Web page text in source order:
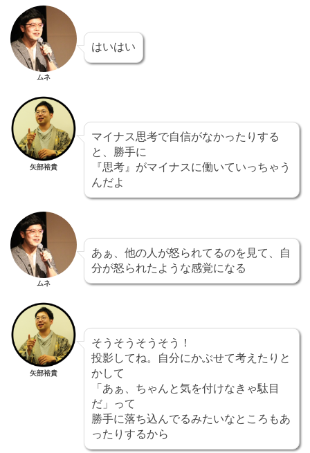
ムネ
はいはい
矢部裕貴
マイナス思考で自信がなかったりする
と、勝手に
『思考』がマイナスに働いていっちゃう
んだよ
ムネ
あぁ、他の人が怒られてるのを見て、自
分が怒られたような感覚になる
矢部裕貴
そうそうそうそう！
投影してね。自分にかぶせて考えたりと
かして
「あぁ、ちゃんと気を付けなきゃ駄目
だ」って
勝手に落ち込んでるみたいなところもあ
ったりするから